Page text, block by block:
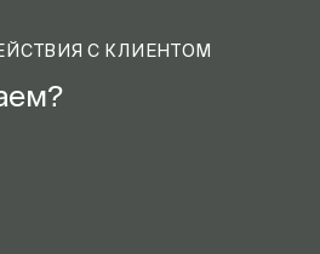
С КЛИЕНТОМ